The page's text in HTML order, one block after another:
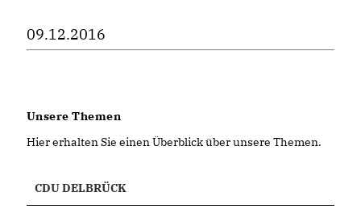
09.12.2016
Unsere Themen
Hier erhalten Sie einen Überblick über unsere Themen.
CDU DELBRÜCK